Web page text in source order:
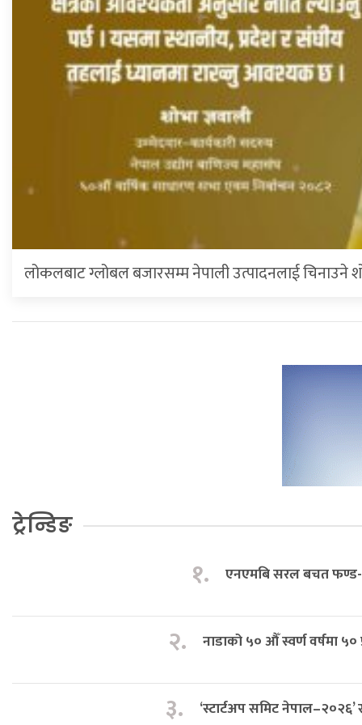
लोकलबाट ग्लोबल बजारसम्म नेपाली उत्पादनलाई चिनाउने
ट्रेन्डिङ
१. एनएमबि सरल बचत फण्ड-
२. नाडाको ५० औँ स्वर्ण वर्षमा
३. ‘स्टार्टअप समिट नेपाल–२०२६’